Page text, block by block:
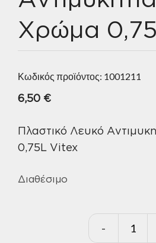
Χρώμα
Κωδικός προϊόντος: 1001211
6,50 €
Πλαστικό Λευκό
0,75L Vitex
Διαθέσιμο
-